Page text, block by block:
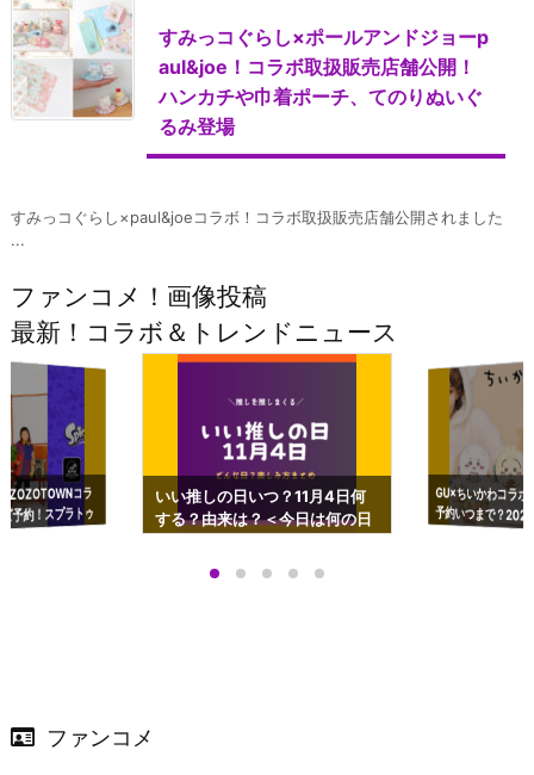
すみっコぐらし×ポールアンドジョーp
aul&joe！コラボ取扱販売店舗公開！
ハンカチや巾着ポーチ、てのりぬいぐ
るみ登場
すみっコぐらし×paul&joeコラボ！コラボ取扱販売店舗公開されました
...
ファンコメ！画像投稿
最新！コラボ＆トレンドニュース
コラ
予約！スプラトゥ
ップも渋谷Hz
いい推しの日いつ？11月4日何
する？由来は？＜今日は何の日
GU×ちいかわコラ
予約いつまで？
ーチやショルダー
ファンコメ